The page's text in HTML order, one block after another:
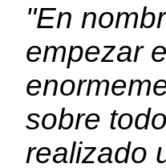
"En
empezar
sobre
realizado